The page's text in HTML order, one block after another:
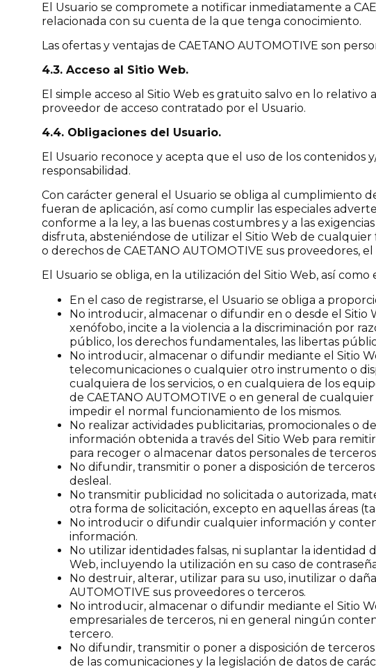
El Usuario se compromete a notificar inmediatamente a
relacionada con su cuenta de la que tenga conocimiento.
Las ofertas y ventajas de CAETANO AUTOMOTIVE son
4.3. Acceso al Sitio Web.
El simple acceso al Sitio Web es gratuito salvo en lo
proveedor de acceso contratado por el Usuario.
4.4. Obligaciones del Usuario.
El Usuario reconoce y acepta que el uso de los contenidos
responsabilidad.
Con carácter general el Usuario se obliga al cumplimiento
fueran de aplicación, así como cumplir las especiales
conforme a la ley, a las buenas costumbres y a las
disfruta, absteniéndose de utilizar el Sitio Web de
o derechos de CAETANO AUTOMOTIVE sus proveedores,
El Usuario se obliga, en la utilización del Sitio Web, así como
En el caso de registrarse, el Usuario se obliga a
No introducir, almacenar o difundir en o desde el
xenófobo, incite a la violencia a la discriminación por
público, los derechos fundamentales, las libertas
No introducir, almacenar o difundir mediante el Sitio
telecomunicaciones o cualquier otro instrumento o
cualquiera de los servicios, o en cualquiera de los
de CAETANO AUTOMOTIVE o en general de
impedir el normal funcionamiento de los mismos.
No realizar actividades publicitarias, promocionales o
información obtenida a través del Sitio Web para
para recoger o almacenar datos personales de
No difundir, transmitir o poner a disposición de
desleal.
No transmitir publicidad no solicitada o autorizada,
otra forma de solicitación, excepto en aquellas áreas
No introducir o difundir cualquier información y
información.
No utilizar identidades falsas, ni suplantar la identidad
Web, incluyendo la utilización en su caso de
No destruir, alterar, utilizar para su uso, inutilizar o
AUTOMOTIVE sus proveedores o terceros.
No introducir, almacenar o difundir mediante el Sitio
empresariales de terceros, ni en general ningún
tercero.
No difundir, transmitir o poner a disposición de
de las comunicaciones y la legislación de datos de